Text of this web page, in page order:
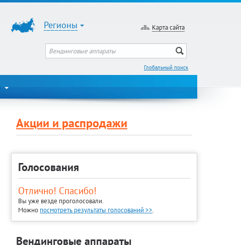
Регионы Карта сайта
Глобальный поиск
Акции и распродажи
Голосования
Отлично! Спасибо!
Вы уже везде проголосовали.
Можно посмотреть результаты голосований >>.
Вендинговые аппараты